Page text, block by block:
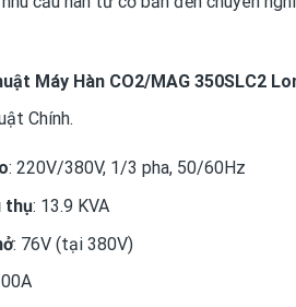
Máy Hàn CO2/MAG 350SLC2
Chính.
: 220V/380V, 1/3 pha, 50/60Hz
thụ: 13.9 KVA
: 76V (tại 380V)